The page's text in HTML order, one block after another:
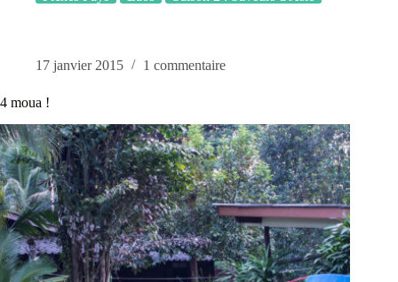
17 janvier 2015 1 commentaire
4 moua !